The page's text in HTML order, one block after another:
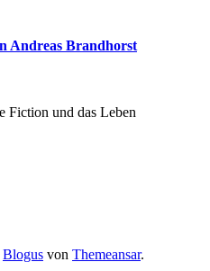
Andreas Brandhorst
Fiction und das Leben
Blogus von Themeansar.